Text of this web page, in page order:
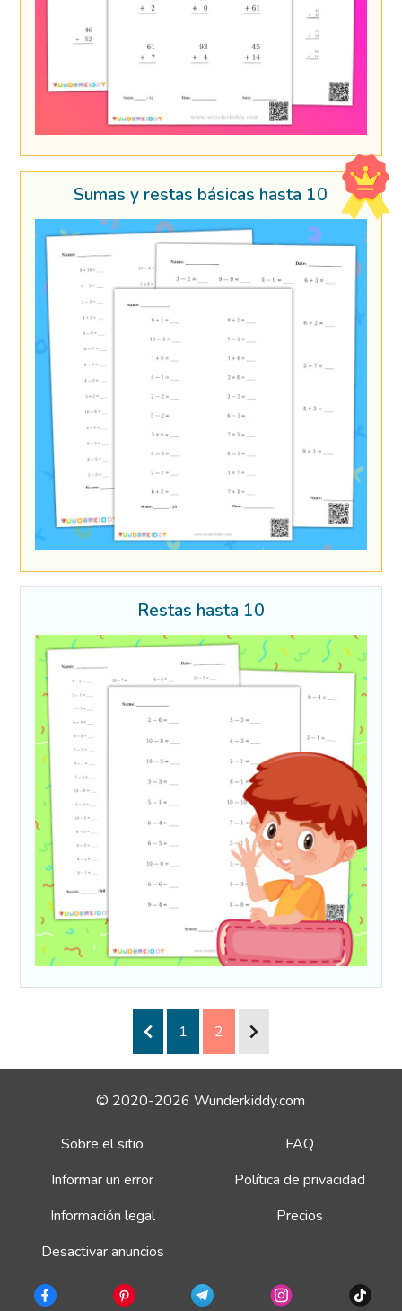
Sumas y restas básicas hasta 10
Restas hasta 10
1 2
© 2020-2026 Wunderkiddy.com
Sobre el sitio
FAQ
Informar un error
Política de privacidad
Información legal
Precios
Desactivar anuncios